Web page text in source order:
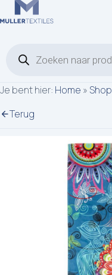
Ga naar de inhoud
Je bent hier: Home » Shop
Terug